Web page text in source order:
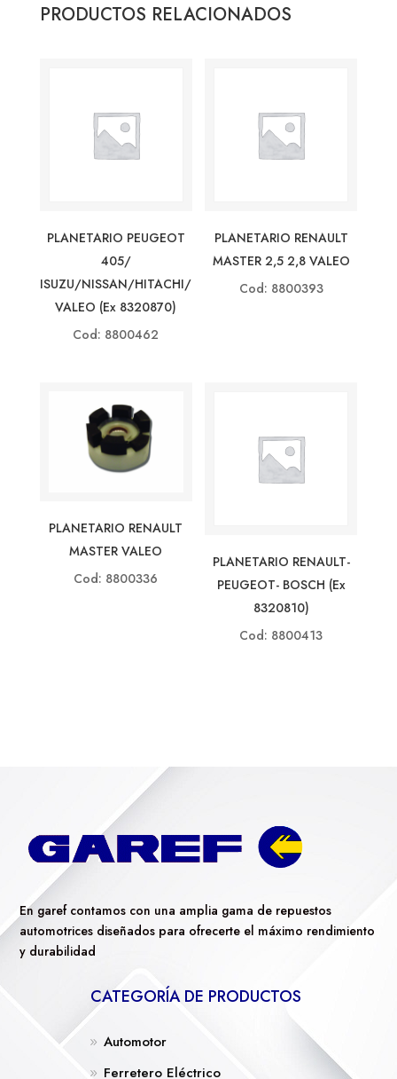
PRODUCTOS RELACIONADOS
PLANETARIO PEUGEOT
405/
ISUZU/NISSAN/HITACHI/
VALEO (ex 8320870)
Cod: 8800462
PLANETARIO RENAULT
MASTER 2,5 2,8 VALEO
Cod: 8800393
PLANETARIO RENAULT
MASTER VALEO
Cod: 8800336
PLANETARIO RENAULT-
PEUGEOT- BOSCH (ex
8320810)
Cod: 8800413
En garef contamos con una amplia gama de repuestos
automotrices diseñados para ofrecerte el máximo rendimiento
y durabilidad
CATEGORÍA DE PRODUCTOS
Automotor
Ferretero Eléctrico